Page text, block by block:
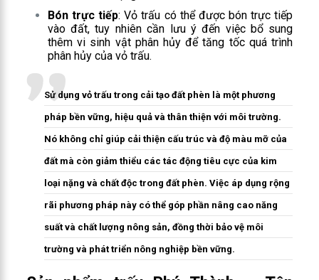
Bón trực tiếp: Vỏ trấu có thể được bón trực tiếp
vào đất, tuy nhiên cần lưu ý đến việc bổ sung
thêm vi sinh vật phân hủy để tăng tốc quá trình
phân hủy của vỏ trấu.
Sử dụng vỏ trấu trong cải tạo đất phèn là một phương
pháp bền vững, hiệu quả và thân thiện với môi trường.
Nó không chỉ giúp cải thiện cấu trúc và độ màu mỡ của
đất mà còn giảm thiểu các tác động tiêu cực của kim
loại nặng và chất độc trong đất phèn. Việc áp dụng rộng
rãi phương pháp này có thể góp phần nâng cao năng
suất và chất lượng nông sản, đồng thời bảo vệ môi
trường và phát triển nông nghiệp bền vững.